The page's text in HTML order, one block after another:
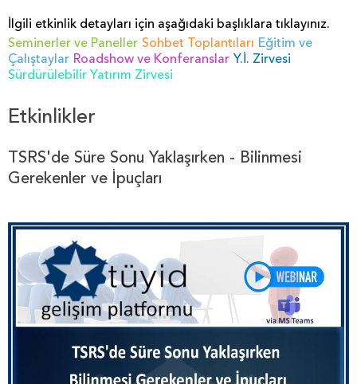
İlgili etkinlik detayları için aşağıdaki başlıklara tıklayınız.
Seminerler ve Paneller Sohbet Toplantıları Eğitim ve
Çalıştaylar Roadshow ve Konferanslar Y.İ. Zirvesi
Sürdürülebilir Yatırım Zirvesi
Etkinlikler
TSRS'de Süre Sonu Yaklaşırken - Bilinmesi
Gerekenler ve İpuçları